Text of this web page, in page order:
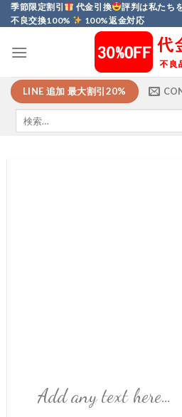
Skip
to
季節限定割引 代金引換 評判は私たち
不良交換100%
100%返金対応
LINE 追加 最大割引20%
Add any text here…